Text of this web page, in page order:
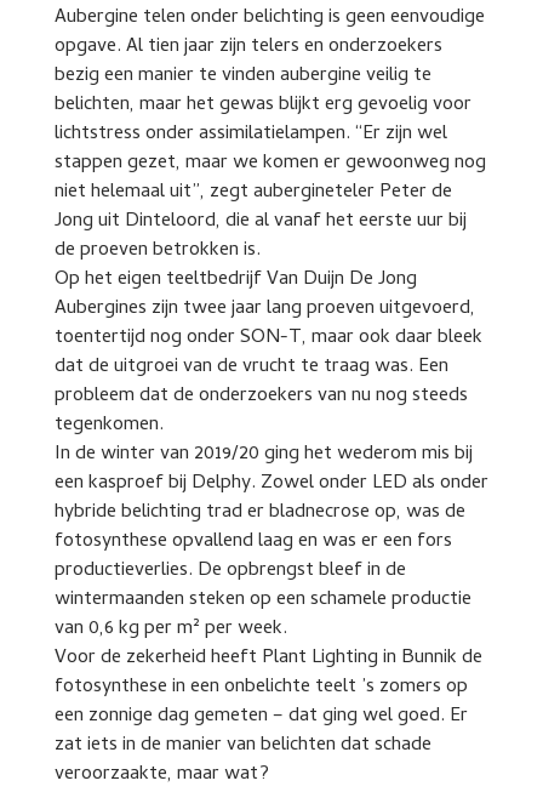
Aubergine telen onder belichting is geen eenvoudige
opgave. Al tien jaar zijn telers en onderzoekers
bezig een manier te vinden aubergine veilig te
belichten, maar het gewas blijkt erg gevoelig voor
lichtstress onder assimilatielampen. “Er zijn wel
stappen gezet, maar we komen er gewoonweg nog
niet helemaal uit”, zegt aubergineteler Peter de
Jong uit Dinteloord, die al vanaf het eerste uur bij
de proeven betrokken is.
Op het eigen teeltbedrijf Van Duijn De Jong
Aubergines zijn twee jaar lang proeven uitgevoerd,
toentertijd nog onder SON-T, maar ook daar bleek
dat de uitgroei van de vrucht te traag was. Een
probleem dat de onderzoekers van nu nog steeds
tegenkomen.
In de winter van 2019/20 ging het wederom mis bij
een kasproef bij Delphy. Zowel onder LED als onder
hybride belichting trad er bladnecrose op, was de
fotosynthese opvallend laag en was er een fors
productieverlies. De opbrengst bleef in de
wintermaanden steken op een schamele productie
van 0,6 kg per m² per week.
Voor de zekerheid heeft Plant Lighting in Bunnik de
fotosynthese in een onbelichte teelt ’s zomers op
een zonnige dag gemeten – dat ging wel goed. Er
zat iets in de manier van belichten dat schade
veroorzaakte, maar wat?